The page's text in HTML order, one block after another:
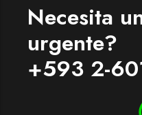
Necesita
urgente?
+593 2-